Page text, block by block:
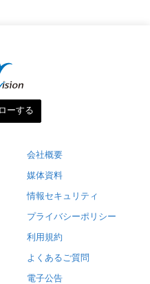
ーする
会社概要
媒体資料
情報セキュリティ
プライバシーポリシー
利用規約
よくあるご質問
電子公告